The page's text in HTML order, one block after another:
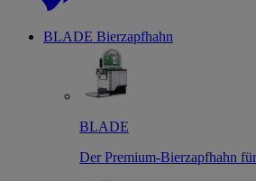
BLADE Bierzapfhahn
BLADE
Der Premium-Bierzapfhahn